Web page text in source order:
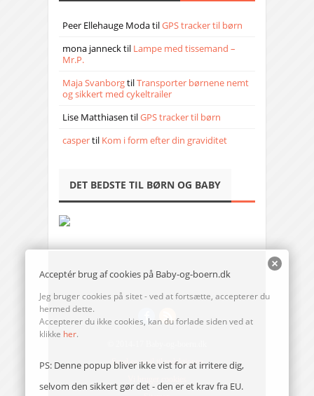
Peer Ellehauge ModatilGPS tracker til børn
mona jannecktil Lampe med tissemand –
Mr.P.
Maja SvanborgtilTransporter børnene nemt
og sikkert med cykeltrailer
Lise Matthiasen tilGPS tracker til børn
caspertil Kom i form efter din graviditet
DET BEDSTE TIL BØRN OG BABY
Send en mail til redaktionen
Acceptér brug af cookies på Baby-og-boern.dk
Jeg bruger cookies på sitet - ved at fortsætte, accepterer du
hermed dette.
Accepterer du ikke cookies, kan du forlade siden ved at
klikke her.
PS: Denne popup bliver ikke vist for at irritere dig,
selvom den sikkert gør det - den er et krav fra EU.